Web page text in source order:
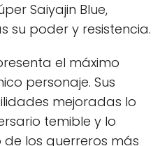
Saiyajin Blue,
su poder y resistencia.
el máximo
personaje. Sus
mejoradas lo
temible y lo
los guerreros más